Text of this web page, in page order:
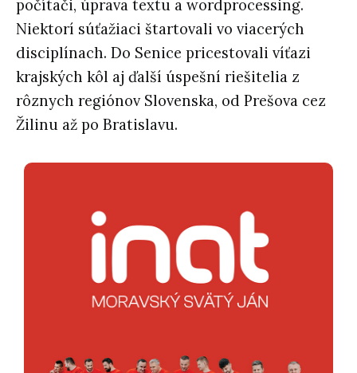
počítači, úprava textu a wordprocessing.
Niektorí súťažiaci štartovali vo viacerých
disciplínach. Do Senice pricestovali víťazi
krajských kôl aj ďalší úspešní riešitelia z
rôznych regiónov Slovenska, od Prešova cez
Žilinu až po Bratislavu.